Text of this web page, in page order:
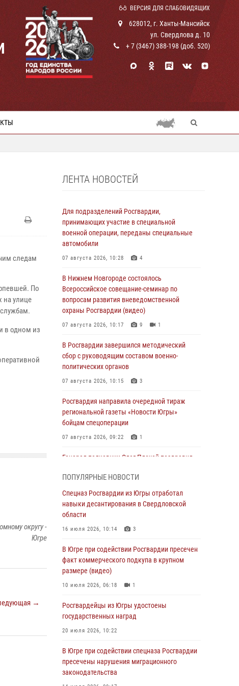
ВЕРСИЯ ДЛЯ СЛАБОВИДЯЩИХ
628012, г. Ханты-Мансийск
ул. Свердлова д. 10
+ 7 (3467) 388-198 (доб. 520)
следам
По
на улице
в одном из
округу -
Югре
→
ЛЕНТА НОВОСТЕЙ
Для подразделений Росгвардии,
принимающих участие в специальной
военной операции, переданы специальные
автомобили
07 августа 2026, 10:28 4
В Нижнем Новгороде состоялось
Всероссийское совещание-семинар по
вопросам развития вневедомственной
охраны Росгвардии (видео)
07 августа 2026, 10:17 9 1
В Росгвардии завершился методический
сбор с руководящим составом военно-
политических органов
07 августа 2026, 10:15 3
Росгвардия направила очередной тираж
региональной газеты «Новости Югры»
бойцам спецоперации
07 августа 2026, 09:22 1
Генерал-полковник Олег Плохой поздравил
подразделений Росгвардии с
профессиональным праздником
07 августа 2026, 06:02
Делегация МВД Республики Беларусь
работы Росгвардии в Москве (видео)
06 августа 2026, 11:29 5 1
06 августа 2026, 11:28
армии Ивана Кирилловича Яковлева
06 августа 2026, 11:26 6
ПОПУЛЯРНЫЕ НОВОСТИ
Спецназ Росгвардии из Югры отработал
навыки десантирования в Свердловской
области
16 июля 2026, 10:14 3
В Югре при содействии Росгвардии пресечен
факт коммерческого подкупа в крупном
размере (видео)
10 июля 2026, 06:18 1
Росгвардейцы из Югры удостоены
государственных наград
20 июля 2026, 10:22
В Югре при содействии спецназа Росгвардии
пресечены нарушения миграционного
законодательства